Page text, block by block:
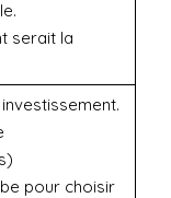
serait la
pour choisir